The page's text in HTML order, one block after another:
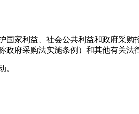
利益、社会公共利益和政府采购
府采购法实施条例）和其他有关法
。